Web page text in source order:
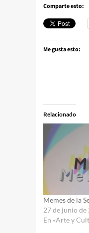
Comparte esto:
Me gusta esto:
Relacionado
Memes de la
27 de junio de
En «Arte y